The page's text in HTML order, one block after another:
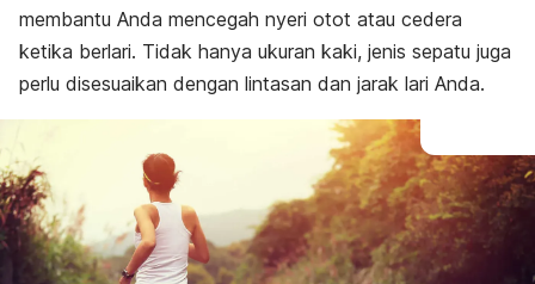
membantu Anda mencegah nyeri otot atau cedera
ketika berlari. Tidak hanya ukuran kaki, jenis sepatu juga
perlu disesuaikan dengan lintasan dan jarak lari Anda.